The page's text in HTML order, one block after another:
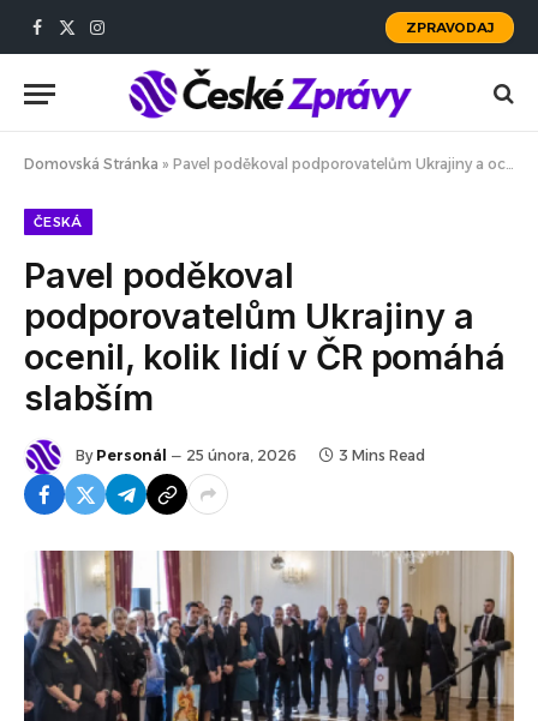
Facebook
X
Instagram
ZPRAVODAJ
Domovská Stránka » Pavel poděkoval podporovatelům Ukrajiny a ocenil, kolik lidí v ČR pomáhá slabším
ČESKÁ
Pavel poděkoval
podporovatelům Ukrajiny a
ocenil, kolik lidí v ČR pomáhá
slabším
By Personál 25 února, 2026 3 Mins Read